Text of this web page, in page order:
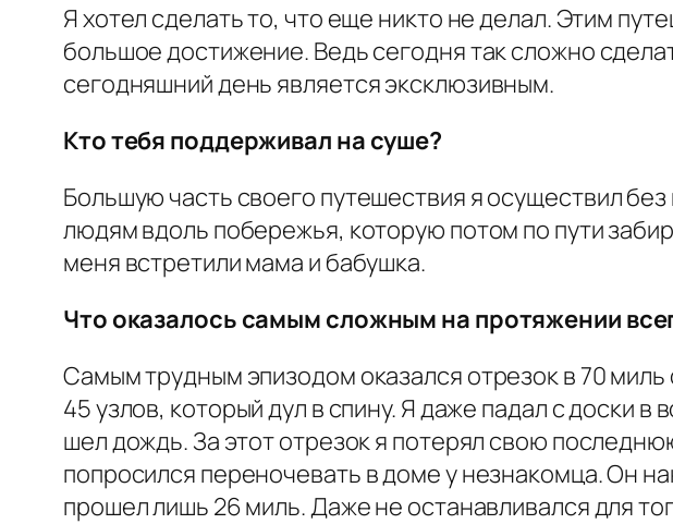
Я хотел сделать то, что еще никто не делал. Этим
большое достижение. Ведь сегодня так сложно
сегодняшний день является эксклюзивным.
Кто тебя поддерживал на суше?
Большую часть своего путешествия я осуществил
людям вдоль побережья, которую потом по пути
меня встретили мама и бабушка.
Что оказалось самым сложным на протяжении
Самым трудным эпизодом оказался отрезок в 70
45 узлов, который дул в спину. Я даже падал с доски
шел дождь. За этот отрезок я потерял свою
попросился переночевать в доме у незнакомца. Он
прошел лишь 26 миль. Даже не останавливался для